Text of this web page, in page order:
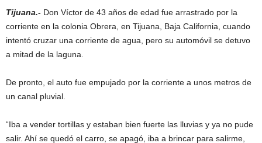
Tijuana.- Don Víctor de 43 años de edad fue arrastrado por la
corriente en la colonia Obrera, en Tijuana, Baja California, cuando
intentó cruzar una corriente de agua, pero su automóvil se detuvo
a mitad de la laguna.
De pronto, el auto fue empujado por la corriente a unos metros de
un canal pluvial.
“Iba a vender tortillas y estaban bien fuerte las lluvias y ya no pude
salir. Ahí se quedó el carro, se apagó, iba a brincar para salirme,